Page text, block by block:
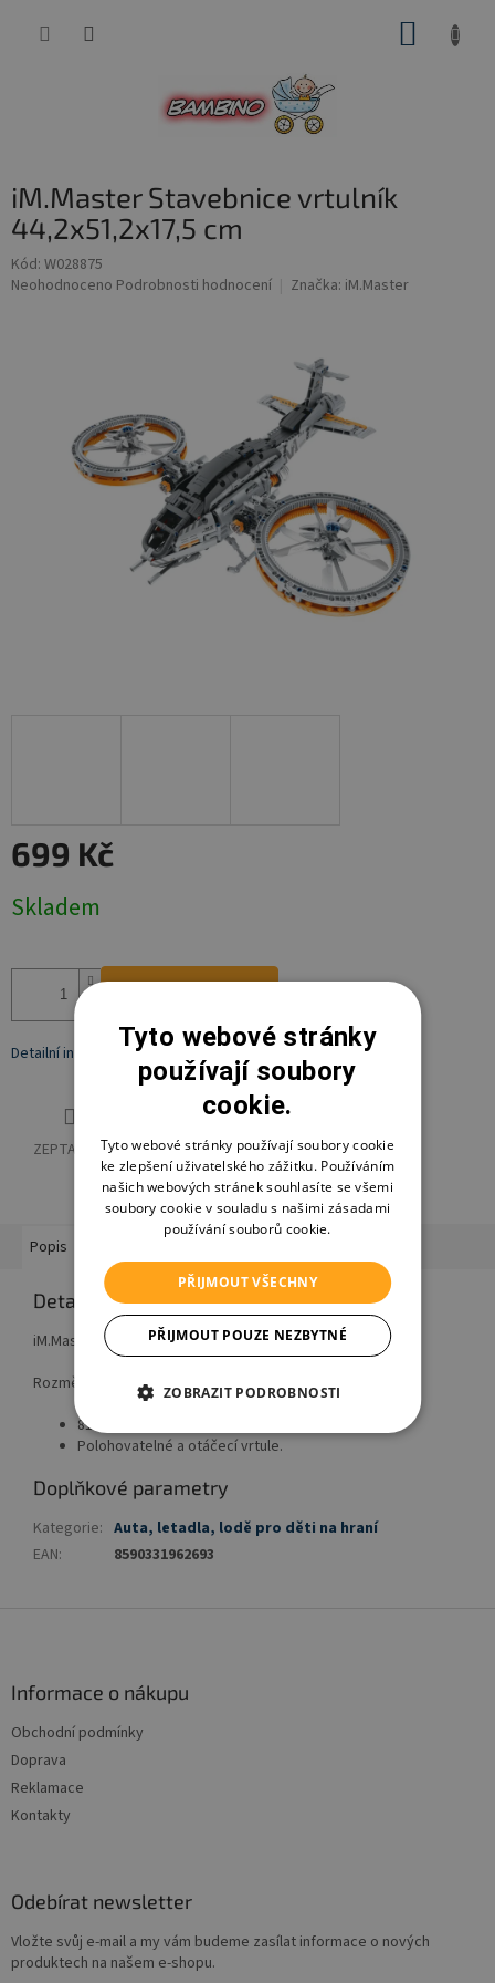
iM.Master Stavebnice vrtulník
44,2x51,2x17,5 cm
Kód: W028875
Průměrné
hvězdiček.
Neohodnoceno Podrobnosti hodnocení Značka: iM.Master
699 Kč
cena:
Skladem
Detailní informace
ZEPTAT SE HLÍDAT SDÍLET
Popis
Detailní popis produktu
iM.Master Stavebnice vrtulník.
Rozměry 44,2x51,2x17,5 cm.
817 dílků.
Polohovatelné a otáčecí vrtule.
Doplňkové parametry
Kategorie: Auta, letadla, lodě pro děti na hraní
EAN: 8590331962693
Informace o nákupu
Obchodní podmínky
Doprava
Reklamace
Kontakty
Odebírat newsletter
Vložte svůj e-mail a my vám budeme zasílat informace o nových
produktech na našem e-shopu.
Tyto webové stránky
používají soubory
cookie.
Tyto webové stránky používají soubory cookie
ke zlepšení uživatelského zážitku. Používáním
našich webových stránek souhlasíte se všemi
soubory cookie v souladu s našimi zásadami
používání souborů cookie.
PŘIJMOUT VŠECHNY
PŘIJMOUT POUZE NEZBYTNÉ
ZOBRAZIT PODROBNOSTI